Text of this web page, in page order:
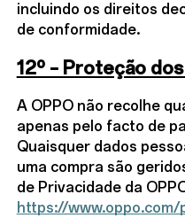
incluindo os direitos
de conformidade.
12º – Proteção
A OPPO não recolhe
apenas pelo facto de
Quaisquer dados
uma compra são
de Privacidade da
https://